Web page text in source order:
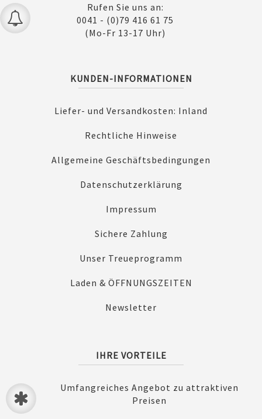
Rufen Sie uns an:
0041 - (0)79 416 61 75
(Mo-Fr 13-17 Uhr)
KUNDEN-INFORMATIONEN
Liefer- und Versandkosten: Inland
Rechtliche Hinweise
Allgemeine Geschäftsbedingungen
Datenschutzerklärung
Impressum
Sichere Zahlung
Unser Treueprogramm
Laden & ÖFFNUNGSZEITEN
Newsletter
IHRE VORTEILE
Umfangreiches Angebot zu attraktiven
Preisen